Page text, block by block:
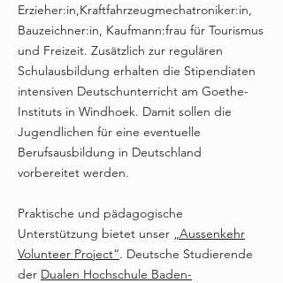
Erzieher:in,Kraftfahrzeugmechatroniker:in,
Bauzeichner:in, Kaufmann:frau für Tourismus
und Freizeit. Zusätzlich zur regulären
Schulausbildung erhalten die Stipendiaten
intensiven Deutschunterricht am Goethe-
Instituts in Windhoek. Damit sollen die
Jugendlichen für eine eventuelle
Berufsausbildung in Deutschland
vorbereitet werden.
Praktische und pädagogische
Unterstützung bietet unser „Aussenkehr
Volunteer Project“. Deutsche Studierende
der Dualen Hochschule Baden-